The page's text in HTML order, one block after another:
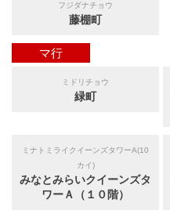
フジダナチョウ
藤棚町
マ行
ミドリチョウ
緑町
ミナトミライクイーンズタワーA(10
カイ)
みなとみらいクイーンズタ
ワーＡ（１０階）